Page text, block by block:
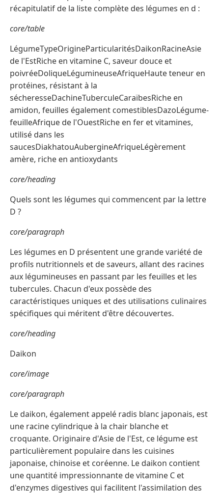
récapitulatif de la liste complète des légumes en d :
core/table
LégumeTypeOrigineParticularitésDaikonRacineAsie
de l'EstRiche en vitamine C, saveur douce et
poivréeDoliqueLégumineuseAfriqueHaute teneur en
protéines, résistant à la
sécheresseDachineTuberculeCaraïbesRiche en
amidon, feuilles également comestiblesDazoLégume-
feuilleAfrique de l'OuestRiche en fer et vitamines,
utilisé dans les
saucesDiakhatouAubergineAfriqueLégèrement
amère, riche en antioxydants
core/heading
Quels sont les légumes qui commencent par la lettre
D ?
core/paragraph
Les légumes en D présentent une grande variété de
profils nutritionnels et de saveurs, allant des racines
aux légumineuses en passant par les feuilles et les
tubercules. Chacun d'eux possède des
caractéristiques uniques et des utilisations culinaires
spécifiques qui méritent d'être découvertes.
core/heading
Daikon
core/image
core/paragraph
Le daikon, également appelé radis blanc japonais, est
une racine cylindrique à la chair blanche et
croquante. Originaire d'Asie de l'Est, ce légume est
particulièrement populaire dans les cuisines
japonaise, chinoise et coréenne. Le daikon contient
une quantité impressionnante de vitamine C et
d'enzymes digestives qui facilitent l'assimilation des